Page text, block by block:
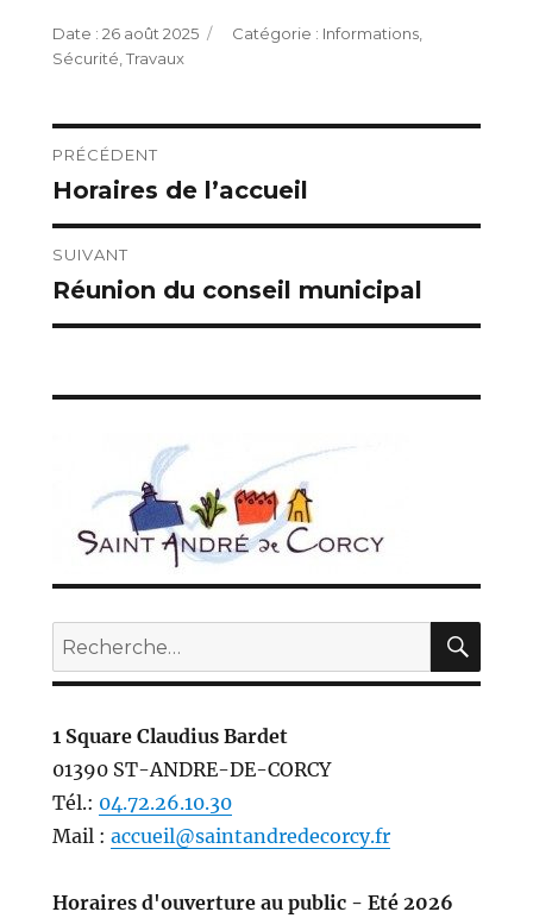
Publié
le
26 août 2025 Catégories
Informations,
Sécurité Travaux
Navigation
de
l’article
PRÉCÉDENT
Publication
précédente :
Horaires de l’accueil
SUIVANT
Publication
suivante :
Réunion du conseil municipal
Recherche
pour :
1 Square Claudius Bardet
01390 ST-ANDRE-DE-CORCY
Tél.: 04.72.26.10.30
Mail : accueil@saintandredecorcy.fr
Horaires d'ouverture au public - Eté 2026